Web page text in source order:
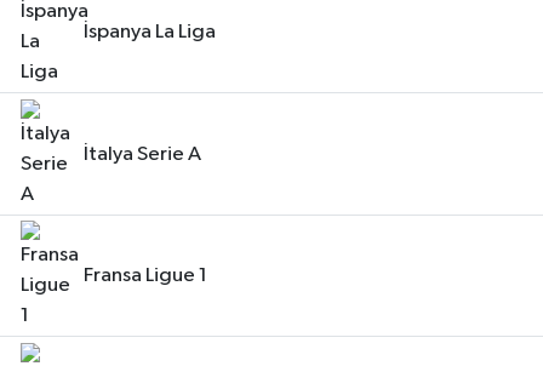
İspanya La Liga
İtalya Serie A
Fransa Ligue 1